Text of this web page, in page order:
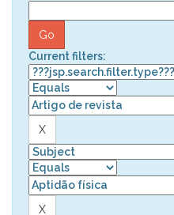
Current filters: